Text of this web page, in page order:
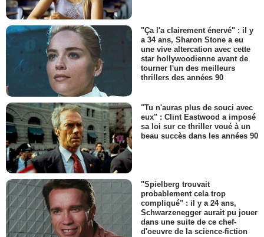
"Ça l'a clairement énervé" : il y
a 34 ans, Sharon Stone a eu
une vive altercation avec cette
star hollywoodienne avant de
tourner l'un des meilleurs
thrillers des années 90
"Tu n'auras plus de souci avec
eux" : Clint Eastwood a imposé
sa loi sur ce thriller voué à un
beau succès dans les années 90
"Spielberg trouvait
probablement cela trop
compliqué" : il y a 24 ans,
Schwarzenegger aurait pu jouer
dans une suite de ce chef-
d'oeuvre de la science-fiction